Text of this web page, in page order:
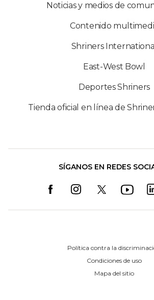
Noticias y medios de
Contenido
Shriners International
East-West Bowl
Deportes Shriners
Tienda oficial en línea de
SÍGANOS EN REDES
Política contra la
Condiciones de uso
Mapa del sitio